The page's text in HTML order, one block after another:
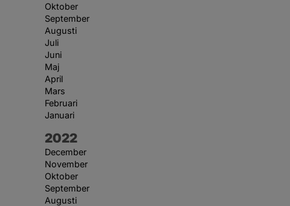
Oktober
September
Augusti
Juli
Juni
Maj
April
Mars
Februari
Januari
År:
2022
December
November
Oktober
September
Augusti